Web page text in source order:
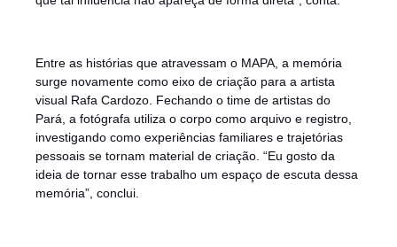
Entre as histórias que atravessam o MAPA, a memória
surge novamente como eixo de criação para a artista
visual Rafa Cardozo. Fechando o time de artistas do
Pará, a fotógrafa utiliza o corpo como arquivo e registro,
investigando como experiências familiares e trajetórias
pessoais se tornam material de criação. “Eu gosto da
ideia de tornar esse trabalho um espaço de escuta dessa
memória”, conclui.